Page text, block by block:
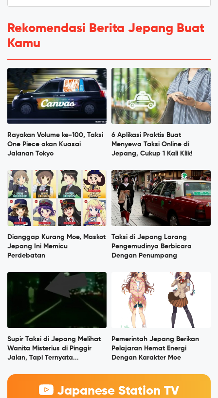
Rekomendasi Berita Jepang Buat
Kamu
Rayakan Volume ke-100, Taksi
One Piece akan Kuasai
Jalanan Tokyo
6 Aplikasi Praktis Buat
Menyewa Taksi Online di
Jepang, Cukup 1 Kali Klik!
Dianggap Kurang Moe, Maskot
Jepang Ini Memicu
Perdebatan
Taksi di Jepang Larang
Pengemudinya Berbicara
Dengan Penumpang
Supir Taksi di Jepang Melihat
Wanita Misterius di Pinggir
Jalan, Tapi Ternyata...
Pemerintah Jepang Berikan
Pelajaran Hemat Energi
Dengan Karakter Moe
Japanese Station TV